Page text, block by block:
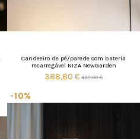
Candeeiro de pé/parede com bateria
recarregável NIZA NewGarden
388,80 € 432,00 €
-10%